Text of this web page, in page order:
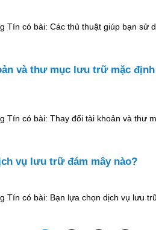
Tín có bài: Các thủ thuật giúp bạn sử
và thư mục lưu trữ mặc
Tín có bài: Thay đổi tài khoản và thư
vụ lưu trữ đám mây nào?
Tín có bài: Bạn lựa chọn dịch vụ lưu